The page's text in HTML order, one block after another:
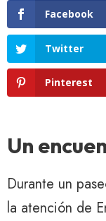
Facebook
Twitter
Pinterest
Un
Durante un
la atención de